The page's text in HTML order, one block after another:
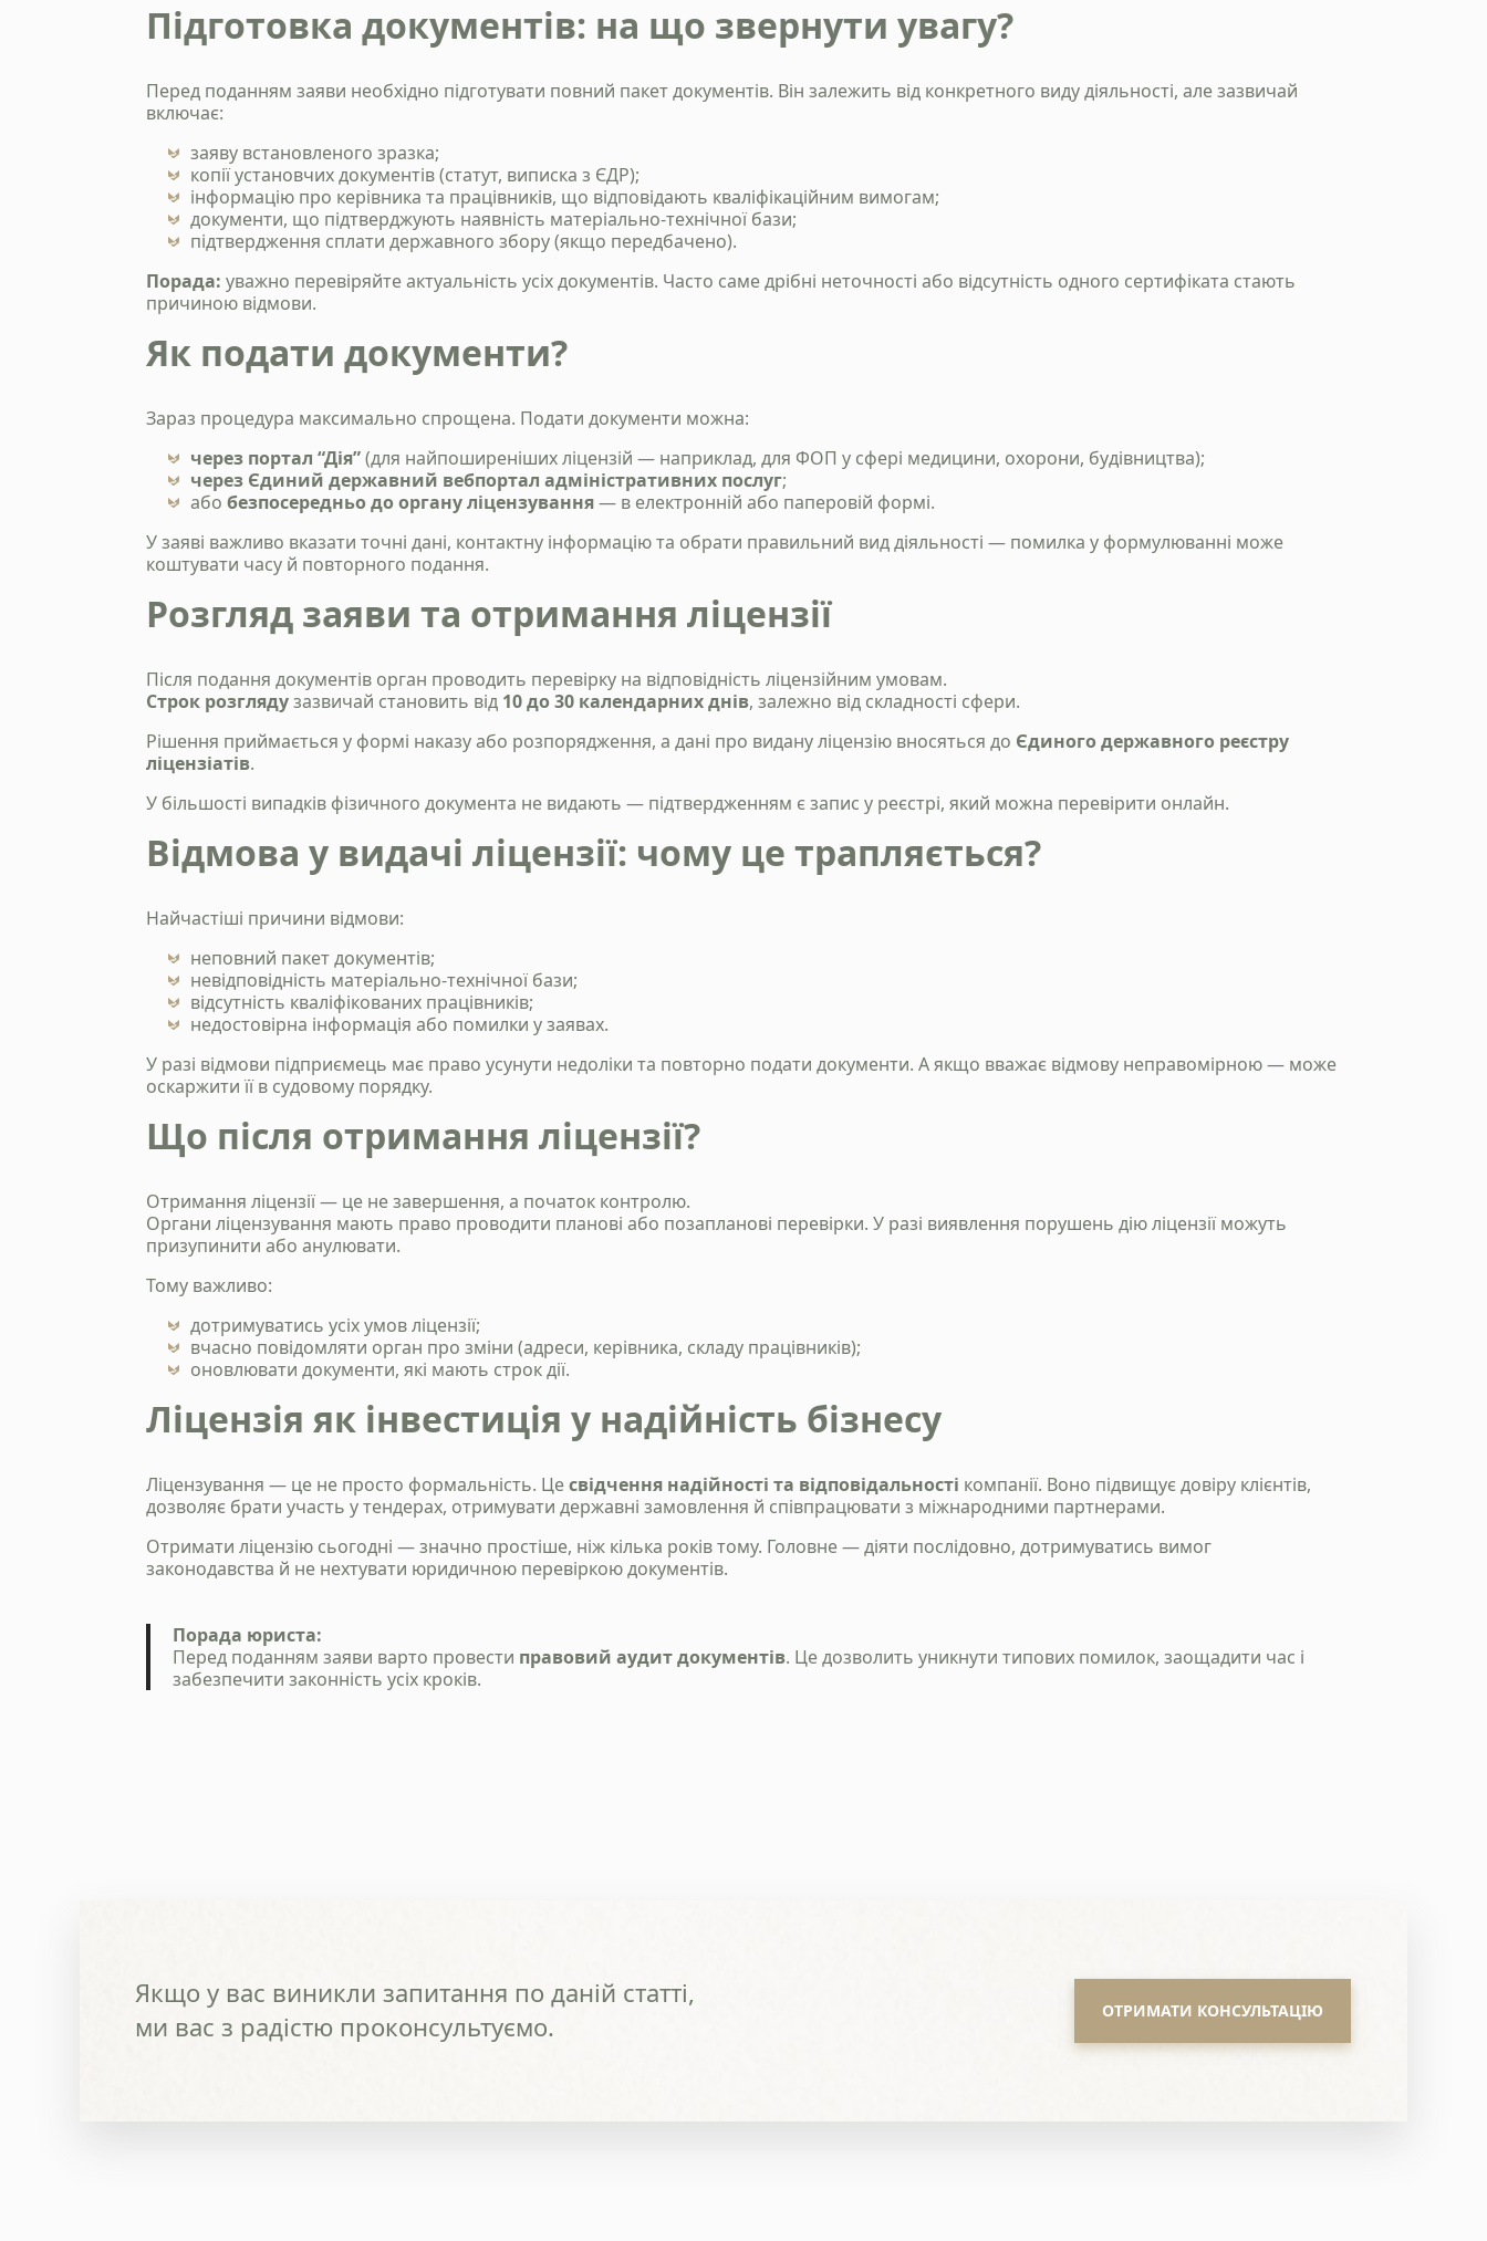
Підготовка документів: на що звернути увагу?
Перед поданням заяви необхідно підготувати повний пакет документів. Він залежить від конкретного виду діяльності, але зазвичай
включає:
заяву встановленого зразка;
копії установчих документів (статут, виписка з ЄДР);
інформацію про керівника та працівників, що відповідають кваліфікаційним вимогам;
документи, що підтверджують наявність матеріально-технічної бази;
підтвердження сплати державного збору (якщо передбачено).
Порада: уважно перевіряйте актуальність усіх документів. Часто саме дрібні неточності або відсутність одного сертифіката стають
причиною відмови.
Як подати документи?
Зараз процедура максимально спрощена. Подати документи можна:
через портал “Дія”(для найпоширеніших ліцензій — наприклад, для ФОП у сфері медицини, охорони, будівництва);
через Єдиний державний вебпортал адміністративних послуг;
або безпосередньо до органу ліцензування— в електронній або паперовій формі.
У заяві важливо вказати точні дані, контактну інформацію та обрати правильний вид діяльності — помилка у формулюванні може
коштувати часу й повторного подання.
Розгляд заяви та отримання ліцензії
Після подання документів орган проводить перевірку на відповідність ліцензійним умовам.
Строк розглядузазвичай становить від 10 до 30 календарних днів, залежно від складності сфери.
Рішення приймається у формі наказу або розпорядження, а дані про видану ліцензію вносяться до Єдиного державного реєстру
ліцензіатів.
У більшості випадків фізичного документа не видають — підтвердженням є запис у реєстрі, який можна перевірити онлайн.
Відмова у видачі ліцензії: чому це трапляється?
Найчастіші причини відмови:
неповний пакет документів;
невідповідність матеріально-технічної бази;
відсутність кваліфікованих працівників;
недостовірна інформація або помилки у заявах.
У разі відмови підприємець має право усунути недоліки та повторно подати документи. А якщо вважає відмову неправомірною — може
оскаржити її в судовому порядку.
Що після отримання ліцензії?
Отримання ліцензії — це не завершення, а початок контролю.
Органи ліцензування мають право проводити планові або позапланові перевірки. У разі виявлення порушень дію ліцензії можуть
призупинити або анулювати.
Тому важливо:
дотримуватись усіх умов ліцензії;
вчасно повідомляти орган про зміни (адреси, керівника, складу працівників);
оновлювати документи, які мають строк дії.
Ліцензія як інвестиція у надійність бізнесу
Ліцензування — це не просто формальність. Цесвідчення надійності та відповідальності компанії. Воно підвищує довіру клієнтів,
дозволяє брати участь у тендерах, отримувати державні замовлення й співпрацювати з міжнародними партнерами.
Отримати ліцензію сьогодні — значно простіше, ніж кілька років тому. Головне — діяти послідовно, дотримуватись вимог
законодавства й не нехтувати юридичною перевіркою документів.
Порада юриста:
Перед поданням заяви варто провести правовий аудит документів. Це дозволить уникнути типових помилок, заощадити час і
забезпечити законність усіх кроків.
Якщо у вас виникли запитання по даній статті,
ми вас з радістю проконсультуємо.
ОТРИМАТИ КОНСУЛЬТАЦІЮ
Станьте нашим
Зателефонуйте нам, напишіть у telegram, чи
+38 050 976 25 47
Надіслати
Політика конфіденційності